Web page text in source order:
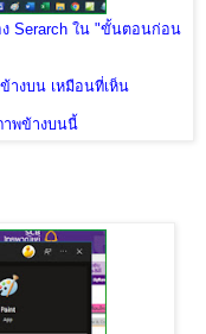
Serarch ใน "ขั้นตอนก่อน
างบน เหมือนที่เห็น
าพข้างบนนี้